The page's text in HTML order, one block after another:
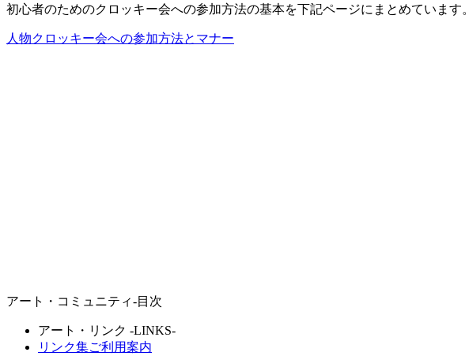
初心者のためのクロッキー会への参加方法の基本を下記ページにまとめています。
人物クロッキー会への参加方法とマナー
アート・コミュニティ-目次
アート・リンク -LINKS-
リンク集ご利用案内